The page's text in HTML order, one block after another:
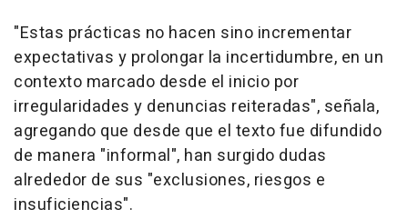
"Estas prácticas no hacen sino incrementar
expectativas y prolongar la incertidumbre, en un
contexto marcado desde el inicio por
irregularidades y denuncias reiteradas", señala,
agregando que desde que el texto fue difundido
de manera "informal", han surgido dudas
alrededor de sus "exclusiones, riesgos e
insuficiencias".